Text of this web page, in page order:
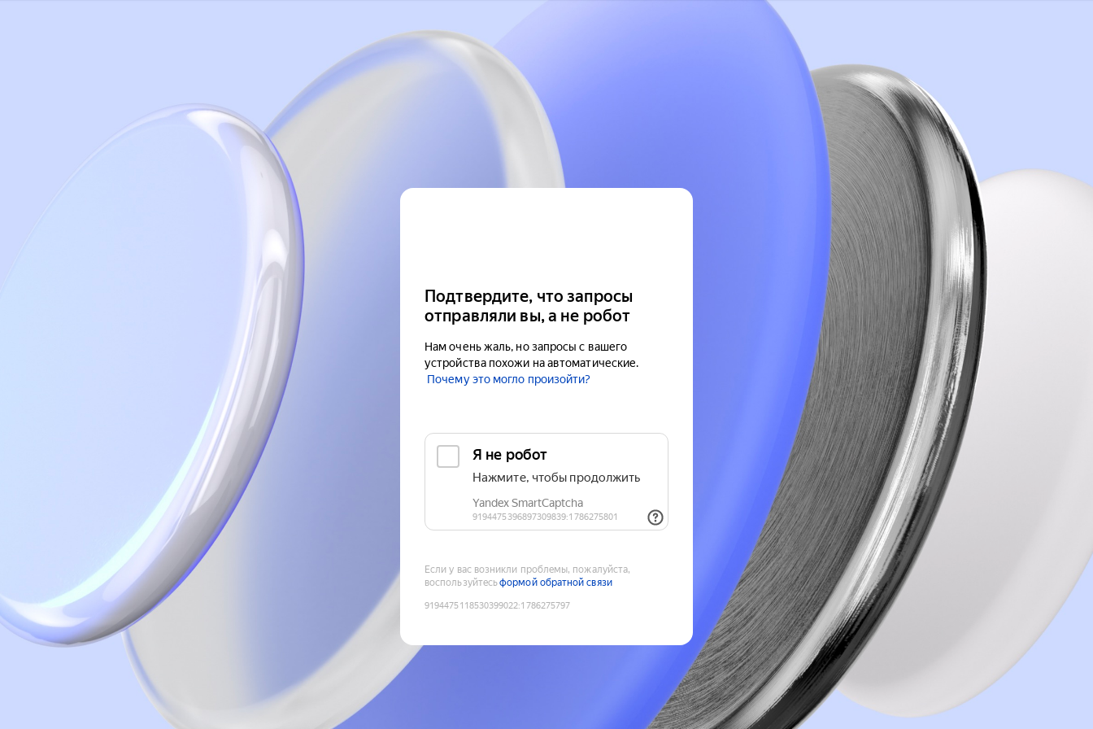
Подтвердите, что запросы
отправляли вы, а не робот
Нам очень жаль, но запросы с вашего
устройства похожи на автоматические.
Почему это могло произойти?
Если у вас возникли проблемы, пожалуйста,
воспользуйтесьформой обратной связи
9194475118530399022:1786275797